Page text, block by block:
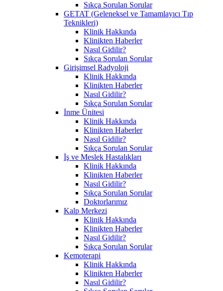
Sıkça Sorulan Sorular
GETAT (Geleneksel ve Tamamlayıcı Tıp
Teknikleri)
Klinik Hakkında
Klinikten Haberler
Nasıl Gidilir?
Sıkça Sorulan Sorular
Girişimsel Radyoloji
Klinik Hakkında
Klinikten Haberler
Nasıl Gidilir?
Sıkça Sorulan Sorular
İnme Ünitesi
Klinik Hakkında
Klinikten Haberler
Nasıl Gidilir?
Sıkça Sorulan Sorular
İş ve Meslek Hastalıkları
Klinik Hakkında
Klinikten Haberler
Nasıl Gidilir?
Sıkça Sorulan Sorular
Doktorlarımız
Kalp Merkezi
Klinik Hakkında
Klinikten Haberler
Nasıl Gidilir?
Sıkça Sorulan Sorular
Kemoterapi
Klinik Hakkında
Klinikten Haberler
Nasıl Gidilir?